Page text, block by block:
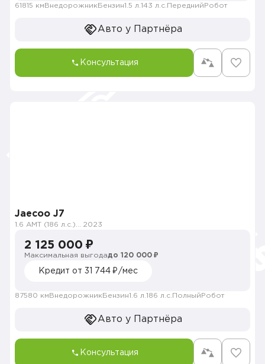
61815 км Внедорожник Бензин1.5 л. 143 л.с. Передний Робот
Авто у Партнёра
Консультация
Jaecoo J7
2023
2 125 000 ₽
Максимальная выгодадо 120 000 ₽
Кредит от 31 744 ₽/мес
87580 км Внедорожник Бензин1.6 л. 186 л.с. Полный Робот
Авто у Партнёра
Консультация